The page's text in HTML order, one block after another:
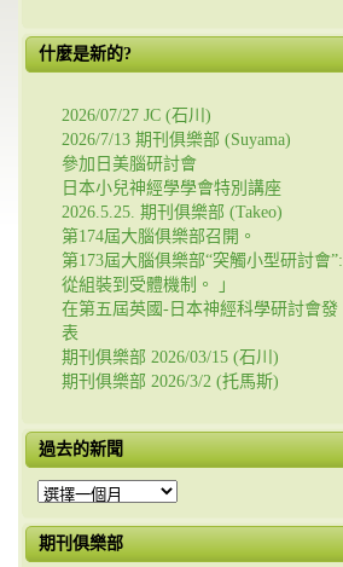
什麼是新的?
2026/07/27 JC (石川)
2026/7/13 期刊俱樂部 (Suyama)
參加日美腦研討會
日本小兒神經學學會特別講座
2026.5.25. 期刊俱樂部 (Takeo)
第174屆大腦俱樂部召開。
第173屆大腦俱樂部“突觸小型研討會”:
從組裝到受體機制。 」
在第五屆英國-日本神經科學研討會發
表
期刊俱樂部 2026/03/15 (石川)
期刊俱樂部 2026/3/2 (托馬斯)
過去的新聞
過
的
期刊俱樂部